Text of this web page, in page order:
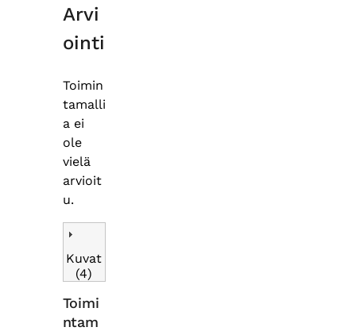
Arvi
ointi
Toimin
tamalli
a ei
ole
vielä
arvioit
u.
Kuvat
(4)
Toimi
ntam